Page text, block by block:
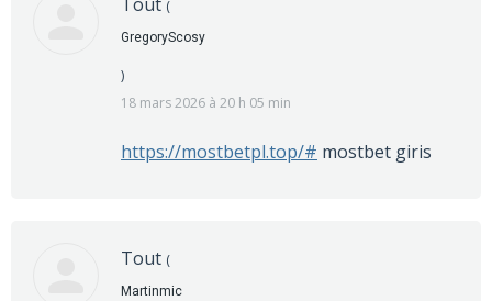
(
GregoryScosy
)
18 mars 2026 à 20 h 05 min
https://mostbetpl.top/# mostbet giris
Tout (
Martinmic